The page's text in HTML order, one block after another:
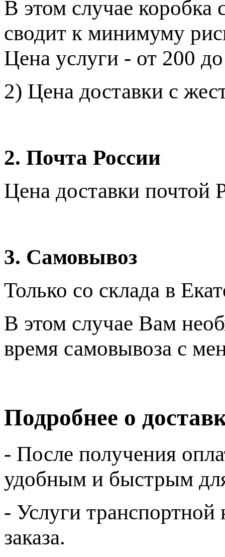
В этом случае коробка
сводит к минимуму
Цена услуги - от 200
2) Цена доставки с
2. Почта России
Цена доставки почтой
3. Самовывоз
Только со склада в
В этом случае Вам
время самовывоза с
Подробнее о
- После получения
удобным и быстрым
- Услуги
заказа.